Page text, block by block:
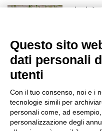
Siccità:
per la
19 ore fa
Reale
Nidi
di euro
a
Questo sito
dati personali
utenti
Con il tuo consenso, noi e i
tecnologie simili per
personali come, ad
personalizzazione degli